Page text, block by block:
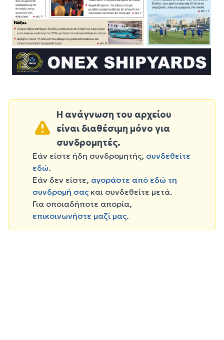
Η ανάγνωση του αρχείου
είναι διαθέσιμη μόνο για
συνδρομητές.
Εάν είστε ήδη συνδρομητής, συνδεθείτε
εδώ.
Εάν δεν είστε, αγοράστε από εδώ τη
συνδρομή σας και συνδεθείτε μετά.
Για οποιαδήποτε απορία,
επικοινωνήστε μαζί μας.